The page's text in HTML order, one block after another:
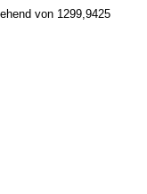
von 1299,9425